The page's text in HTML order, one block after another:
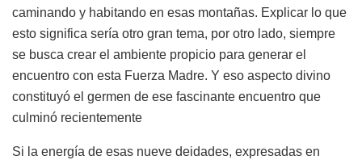
caminando y habitando en esas montañas. Explicar lo que
esto significa sería otro gran tema, por otro lado, siempre
se busca crear el ambiente propicio para generar el
encuentro con esta Fuerza Madre. Y eso aspecto divino
constituyó el germen de ese fascinante encuentro que
culminó recientemente
Si la energía de esas nueve deidades, expresadas en